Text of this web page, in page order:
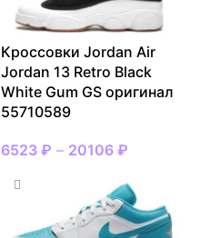
Кроссовки Jordan Air
Jordan 13 Retro Black
White Gum GS оригинал
55710589
6523 ₽ – 20106 ₽